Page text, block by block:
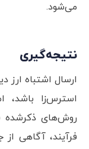
می‌شود.
نتیجه‌گیری
استرس‌زا باشد،
روش‌های ذکرشده
فرآیند، آگاهی